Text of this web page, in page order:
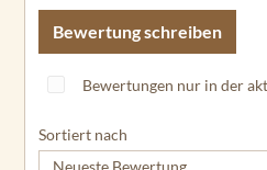
du
Bewertung schreiben
Bewertungen nur in der
Sortiert nach